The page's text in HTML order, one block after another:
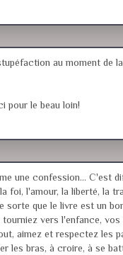
au moment de
pour le beau loin!
une confession... C'est
l'amour, la liberté, la
que le livre est un
vers l'enfance,
aimez et respectez les
les bras, à croire, à se